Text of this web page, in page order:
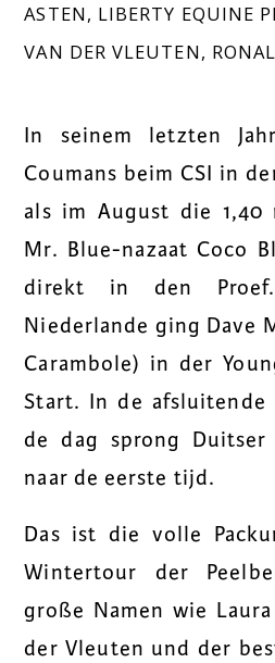
ASTEN, LIBERTY EQUINE
VAN DER VLEUTEN,
In seinem letzten
Coumans beim CSI in
als im August die 1,40
Mr. Blue-nazaat Coco
direkt in den
Niederlande ging Dave
Carambole) in der
Start. In de afsluitende
de dag sprong Duitser
naar de eerste tijd.
Das ist die volle
Wintertour der
große Namen wie
der Vleuten und der